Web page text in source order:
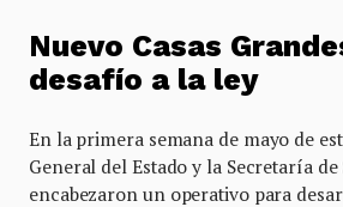
Nuevo Casas
desafío a la ley
En la primera semana de mayo de
General del Estado y la Secretaría
encabezaron un operativo para